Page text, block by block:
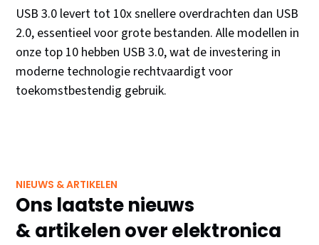
USB 3.0 levert tot 10x snellere overdrachten dan USB
2.0, essentieel voor grote bestanden. Alle modellen in
onze top 10 hebben USB 3.0, wat de investering in
moderne technologie rechtvaardigt voor
toekomstbestendig gebruik.
NIEUWS & ARTIKELEN
Ons laatste nieuws
& artikelen over elektronica